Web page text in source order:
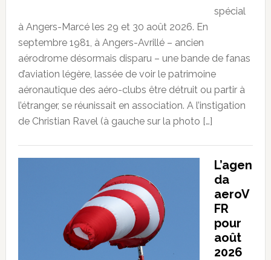
spécial
à Angers-Marcé les 29 et 30 août 2026. En
septembre 1981, à Angers-Avrillé – ancien
aérodrome désormais disparu – une bande de fanas
d’aviation légère, lassée de voir le patrimoine
aéronautique des aéro-clubs être détruit ou partir à
l’étranger, se réunissait en association. A l’instigation
de Christian Ravel (à gauche sur la photo […]
L’agen
da
aeroV
FR
pour
août
2026